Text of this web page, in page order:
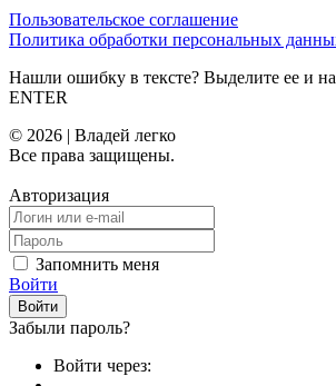
Пользовательское соглашение
Политика обработки персональных
Нашли ошибку в тексте? Выделите ее и
ENTER
© 2026 | Владей легко
Все права защищены.
Авторизация
Запомнить меня
Войти
Забыли пароль?
Войти через: